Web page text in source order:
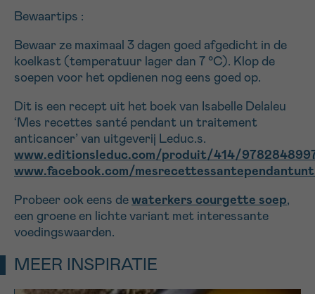
Bewaartips :
Bewaar ze maximaal 3 dagen goed afgedicht in de
koelkast (temperatuur lager dan 7 °C). Klop de
soepen voor het opdienen nog eens goed op.
Dit is een recept uit het boek van Isabelle Delaleu
‘Mes recettes santé pendant un traitement
anticancer’ van uitgeverij Leduc.s.
www.editionsleduc.com/produit/414/
www.facebook.com/
Probeer ook eens de waterkers courgette soep,
een groene en lichte variant met interessante
voedingswaarden.
MEER INSPIRATIE